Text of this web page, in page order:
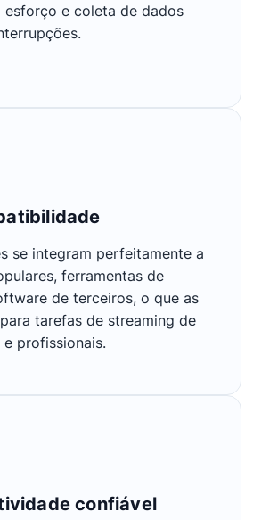
esforço e coleta de dados
se integram perfeitamente a
ferramentas de
de terceiros, o que as
tarefas de streaming de
profissionais.
confiável